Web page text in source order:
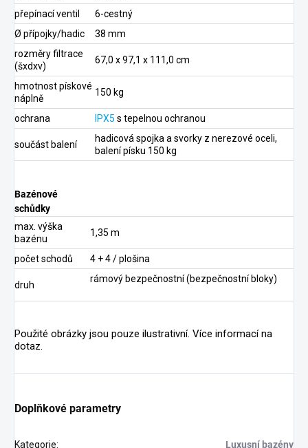
přepínací ventil
6-cestný
Ø přípojky/hadic
38 mm
rozměry filtrace
(šxdxv)
67,0 x 97,1 x 111,0 cm
hmotnost pískové
náplně
150 kg
ochrana IPX5 s tepelnou ochranou
součást balení
hadicová spojka a svorky z nerezové oceli,
balení písku 150 kg
Bazénové
schůdky
max. výška
bazénu
1,35 m
počet schodů 4 + 4 / plošina
druh
rámový bezpečnostní (bezpečnostní bloky)
Použité obrázky jsou pouze ilustrativní. Více informací na
dotaz.
Doplňkové parametry
Kategorie: Luxusní bazény